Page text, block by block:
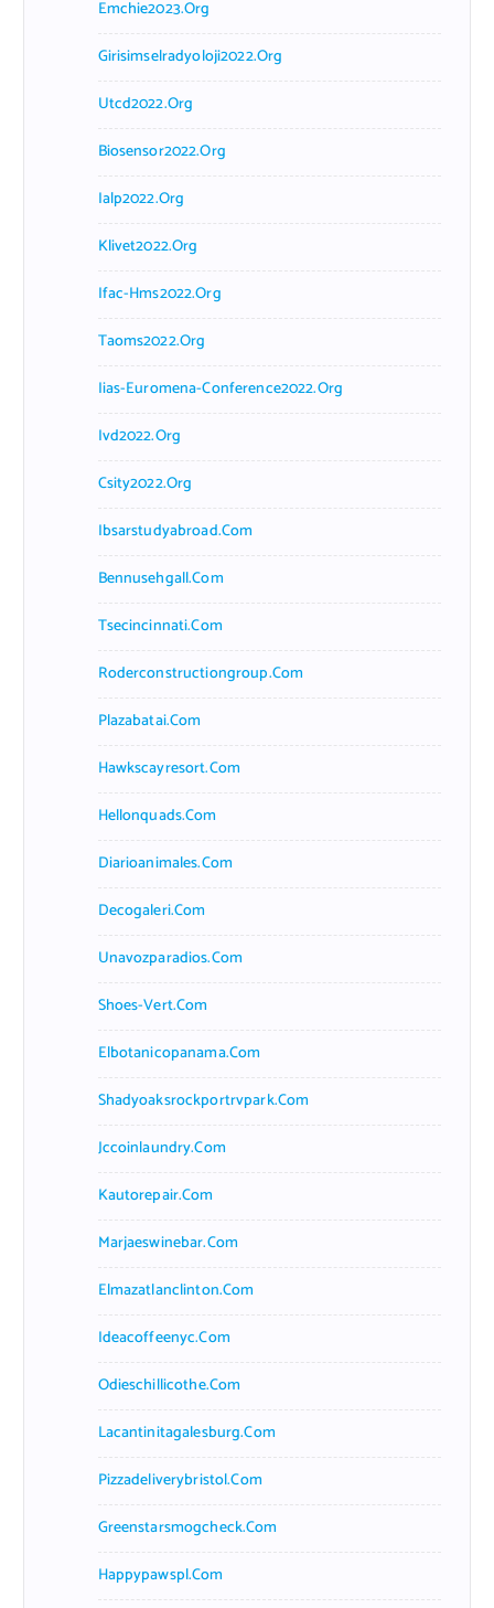
Emchie2023.org
Girisimselradyoloji2022.org
Utcd2022.org
Biosensor2022.org
Ialp2022.org
Klivet2022.org
Ifac-Hms2022.org
Taoms2022.org
Iias-Euromena-Conference2022.org
Ivd2022.org
Csity2022.org
Ibsarstudyabroad.com
Bennusehgall.com
Tsecincinnati.com
Roderconstructiongroup.com
Plazabatai.com
Hawkscayresort.com
Hellonquads.com
Diarioanimales.com
Decogaleri.com
Unavozparadios.com
Shoes-Vert.com
Elbotanicopanama.com
Shadyoaksrockportrvpark.com
Jccoinlaundry.com
Kautorepair.com
Marjaeswinebar.com
Elmazatlanclinton.com
Ideacoffeenyc.com
Odieschillicothe.com
Lacantinitagalesburg.com
Pizzadeliverybristol.com
Greenstarsmogcheck.com
Happypawspl.com